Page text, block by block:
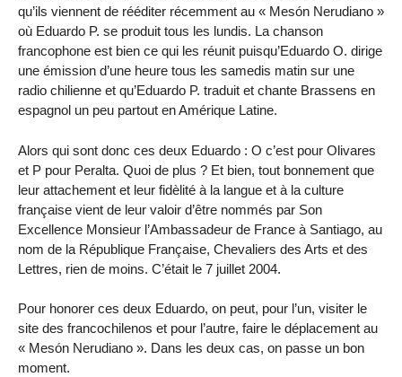
qu’ils viennent de rééditer récemment au « Mesón Nerudiano »
où Eduardo P. se produit tous les lundis. La chanson
francophone est bien ce qui les réunit puisqu’Eduardo O. dirige
une émission d’une heure tous les samedis matin sur une
radio chilienne et qu’Eduardo P. traduit et chante Brassens en
espagnol un peu partout en Amérique Latine.
Alors qui sont donc ces deux Eduardo : O c’est pour Olivares
et P pour Peralta. Quoi de plus ? Et bien, tout bonnement que
leur attachement et leur fidèlité à la langue et à la culture
française vient de leur valoir d’être nommés par Son
Excellence Monsieur l’Ambassadeur de France à Santiago, au
nom de la République Française, Chevaliers des Arts et des
Lettres, rien de moins. C’était le 7 juillet 2004.
Pour honorer ces deux Eduardo, on peut, pour l’un, visiter le
site des francochilenos et pour l’autre, faire le déplacement au
« Mesón Nerudiano ». Dans les deux cas, on passe un bon
moment.